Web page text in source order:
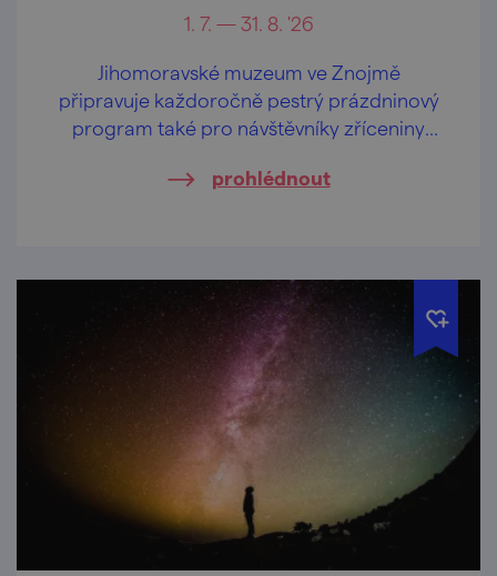
1. 7. — 31. 8. '26
Jihomoravské muzeum ve Znojmě
připravuje každoročně pestrý prázdninový
program také pro návštěvníky zříceniny
prohlédnout